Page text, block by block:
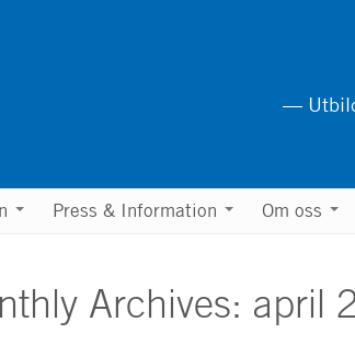
—
Press & Information Om oss
Archives: april